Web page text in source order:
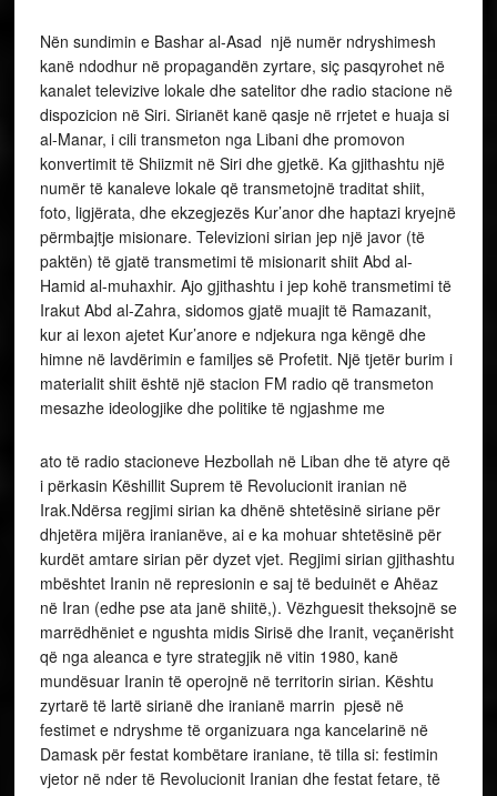
Nën sundimin e Bashar al-Asad një numër ndryshimesh
kanë ndodhur në propagandën zyrtare, siç pasqyrohet në
kanalet televizive lokale dhe satelitor dhe radio stacione në
dispozicion në Siri. Sirianët kanë qasje në rrjetet e huaja si
al-Manar, i cili transmeton nga Libani dhe promovon
konvertimit të Shiizmit në Siri dhe gjetkë. Ka gjithashtu një
numër të kanaleve lokale që transmetojnë traditat shiit,
foto, ligjërata, dhe ekzegjezës Kur’anor dhe haptazi kryejnë
përmbajtje misionare. Televizioni sirian jep një javor (të
paktën) të gjatë transmetimi të misionarit shiit Abd al-
Hamid al-muhaxhir. Ajo gjithashtu i jep kohë transmetimi të
Irakut Abd al-Zahra, sidomos gjatë muajit të Ramazanit,
kur ai lexon ajetet Kur’anore e ndjekura nga këngë dhe
himne në lavdërimin e familjes së Profetit. Një tjetër burim i
materialit shiit është një stacion FM radio që transmeton
mesazhe ideologjike dhe politike të ngjashme me
ato të radio stacioneve Hezbollah në Liban dhe të atyre që
i përkasin Këshillit Suprem të Revolucionit iranian në
Irak.Ndërsa regjimi sirian ka dhënë shtetësinë siriane për
dhjetëra mijëra iranianëve, ai e ka mohuar shtetësinë për
kurdët amtare sirian për dyzet vjet. Regjimi sirian gjithashtu
mbështet Iranin në represionin e saj të beduinët e Ahëaz
në Iran (edhe pse ata janë shiitë,). Vëzhguesit theksojnë se
marrëdhëniet e ngushta midis Sirisë dhe Iranit, veçanërisht
që nga aleanca e tyre strategjik në vitin 1980, kanë
mundësuar Iranin të operojnë në territorin sirian. Kështu
zyrtarë të lartë sirianë dhe iranianë marrin pjesë në
festimet e ndryshme të organizuara nga kancelarinë në
Damask për festat kombëtare iraniane, të tilla si: festimin
vjetor në nder të Revolucionit Iranian dhe festat fetare, të